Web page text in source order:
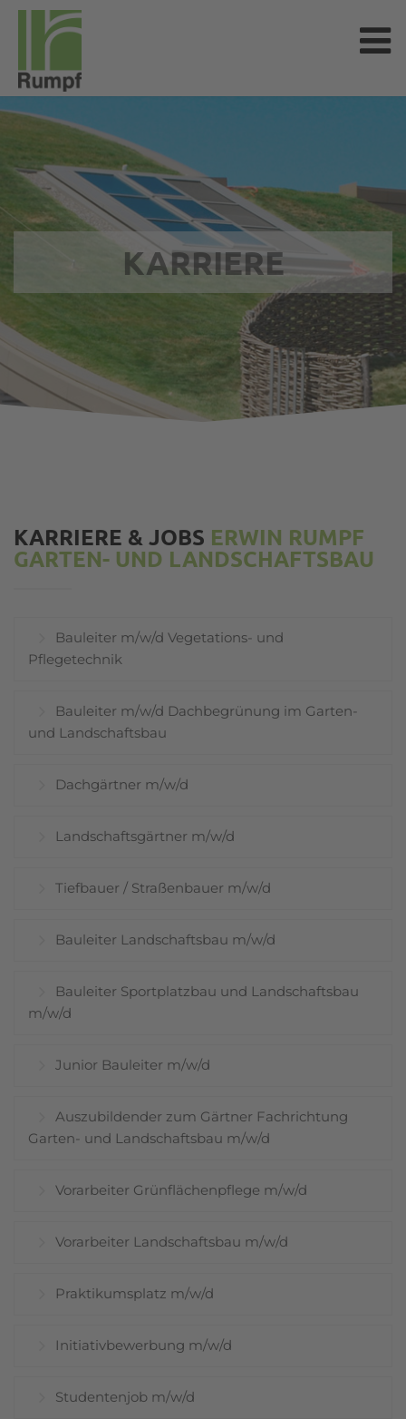
KARRIERE
KARRIERE & JOBS ERWIN RUMPF
GARTEN- UND LANDSCHAFTSBAU
Bauleiter m/w/d Vegetations- und
Pflegetechnik
Bauleiter m/w/d Dachbegrünung im Garten-
und Landschaftsbau
Dachgärtner m/w/d
Landschaftsgärtner m/w/d
Tiefbauer / Straßenbauer m/w/d
Bauleiter Landschaftsbau m/w/d
Bauleiter Sportplatzbau und Landschaftsbau
m/w/d
Junior Bauleiter m/w/d
Auszubildender zum Gärtner Fachrichtung
Garten- und Landschaftsbau m/w/d
Vorarbeiter Grünflächenpflege m/w/d
Vorarbeiter Landschaftsbau m/w/d
Praktikumsplatz m/w/d
Initiativbewerbung m/w/d
Studentenjob m/w/d